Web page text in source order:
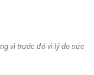
vì trước đó vì lý do sức